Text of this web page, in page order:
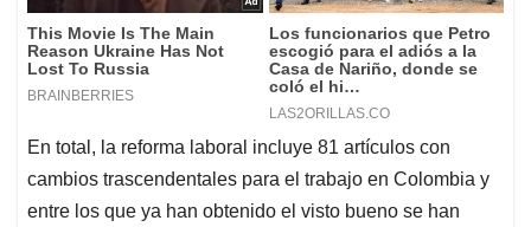
En total, la reforma laboral incluye 81 artículos con
cambios trascendentales para el trabajo en Colombia y
entre los que ya han obtenido el visto bueno se han